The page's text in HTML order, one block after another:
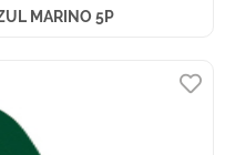
MARINO 5P